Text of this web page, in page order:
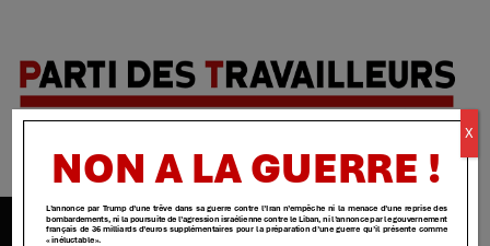
Parti des
travailleurs
X